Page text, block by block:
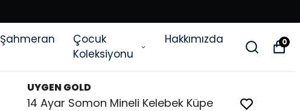
Şahmeran
Çocuk
Koleksiyonu
Hakkımızda 0
UYGEN GOLD
14 Ayar Somon Mineli Kelebek Küpe